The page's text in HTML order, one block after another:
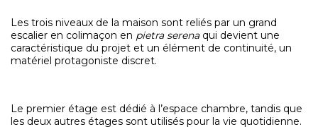
Les trois niveaux de la maison sont reliés par un grand
escalier en colimaçon en pietra serenaqui devient une
caractéristique du projet et un élément de continuité, un
matériel protagoniste discret.
Le premier étage est dédié à l’espace chambre, tandis que
les deux autres étages sont utilisés pour la vie quotidienne.